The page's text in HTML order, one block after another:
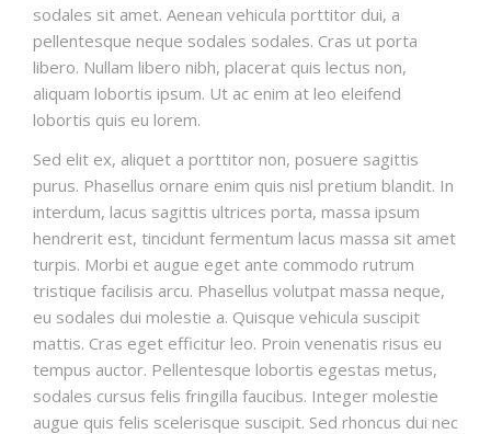
sodales sit amet. Aenean vehicula porttitor dui, a
pellentesque neque sodales sodales. Cras ut porta
libero. Nullam libero nibh, placerat quis lectus non,
aliquam lobortis ipsum. Ut ac enim at leo eleifend
lobortis quis eu lorem.
Sed elit ex, aliquet a porttitor non, posuere sagittis
purus. Phasellus ornare enim quis nisl pretium blandit. In
interdum, lacus sagittis ultrices porta, massa ipsum
hendrerit est, tincidunt fermentum lacus massa sit amet
turpis. Morbi et augue eget ante commodo rutrum
tristique facilisis arcu. Phasellus volutpat massa neque,
eu sodales dui molestie a. Quisque vehicula suscipit
mattis. Cras eget efficitur leo. Proin venenatis risus eu
tempus auctor. Pellentesque lobortis egestas metus,
sodales cursus felis fringilla faucibus. Integer molestie
augue quis felis scelerisque suscipit. Sed rhoncus dui nec